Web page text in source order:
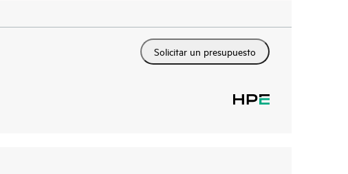
Solicitar un presupuesto